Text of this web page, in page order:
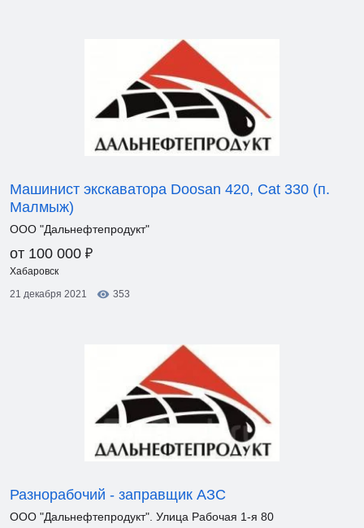
Машинист экскаватора Doosan 420, Cat 330 (п.
Малмыж)
ООО "Дальнефтепродукт"
от 100 000 ₽
Хабаровск
21 декабря 2021
353
Разнорабочий - заправщик АЗС
ООО "Дальнефтепродукт". Улица Рабочая 1-я 80